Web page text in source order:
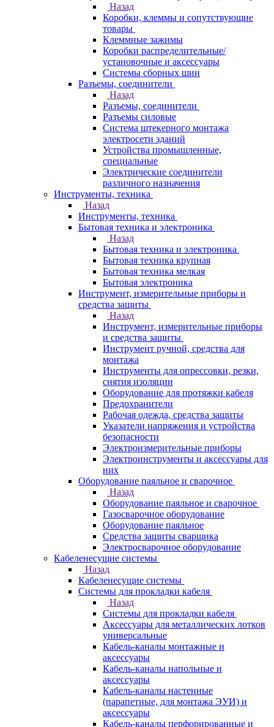
Назад
Коробки, клеммы и сопутствующие
товары
Клеммные зажимы
Коробки распределительные/
установочные и аксессуары
Системы сборных шин
Разъемы, соединители
Назад
Разъемы, соединители
Разъемы силовые
Система штекерного монтажа
электросети зданий
Устройства промышленные,
специальные
Электрические соединители
различного назначения
Инструменты, техника
Назад
Инструменты, техника
Бытовая техника и электроника
Назад
Бытовая техника и электроника
Бытовая техника крупная
Бытовая техника мелкая
Бытовая электроника
Инструмент, измерительные приборы и
средства защиты
Назад
Инструмент, измерительные приборы
и средства защиты
Инструмент ручной, средства для
монтажа
Инструменты для опрессовки, резки,
снятия изоляции
Оборудование для протяжки кабеля
Предохранители
Рабочая одежда, средства защиты
Указатели напряжения и устройства
безопасности
Электроизмерительные приборы
Электроинструменты и аксессуары для
них
Оборудование паяльное и сварочное
Назад
Оборудование паяльное и сварочное
Газосварочное оборудование
Оборудование паяльное
Средства защиты сварщика
Электросварочное оборудование
Кабеленесущие системы
Назад
Кабеленесущие системы
Системы для прокладки кабеля
Назад
Системы для прокладки кабеля
Аксессуары для металлических лотков
универсальные
Кабель-каналы монтажные и
аксессуары
Кабель-каналы напольные и
аксессуары
Кабель-каналы настенные
(парапетные, для монтажа ЭУИ) и
аксессуары
Кабель-каналы перфорированные и